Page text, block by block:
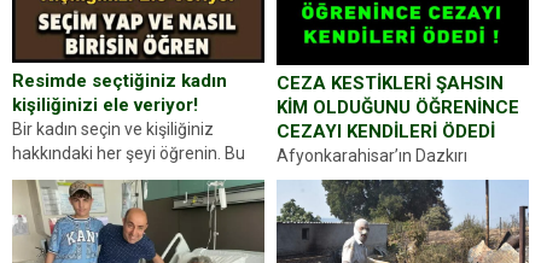
Resimde seçtiğiniz kadın
kişiliğinizi ele veriyor!
Bir kadın seçin ve kişiliğiniz
hakkındaki her şeyi öğrenin. Bu
kez karşınıza oldukça farklı bir
kişilik testiyle çıkıyoruz. Resimde
gördüğünüz kadın figürlerinden
dikkatinizi en...
CEZA KESTİKLERİ ŞAHSIN
KİM OLDUĞUNU ÖĞRENİNCE
CEZAYI KENDİLERİ ÖDEDİ
Afyonkarahisar’ın Dazkırı
ilçesinde trafik uygulaması
yapan jandarma ekipleri
durdurdukları bir otomobilin
sürücüsünden ehliyet ve ruhsat